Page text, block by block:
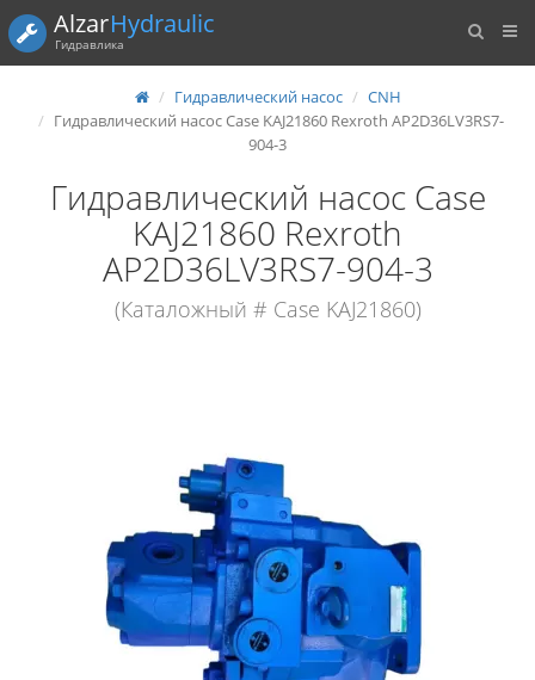
AlzarHydraulic
Гидравлика
Гидравлический насос
CNH
Гидравлический насос Case KAJ21860 Rexroth AP2D36LV3RS7-
904-3
Гидравлический насос Case
KAJ21860 Rexroth
AP2D36LV3RS7-904-3
(Каталожный # Case KAJ21860)